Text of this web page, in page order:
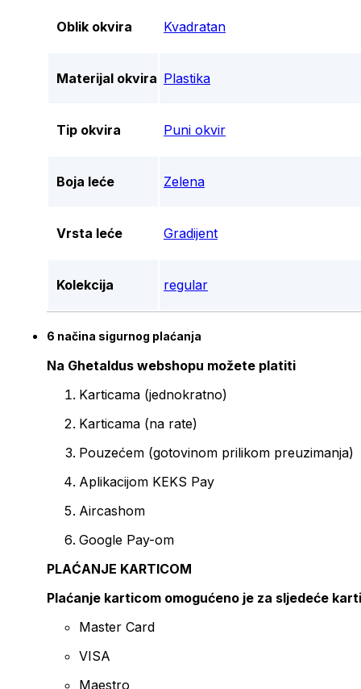
Oblik okvira Kvadratan
Materijal okvira Plastika
Tip okvira Puni okvir
Boja leće Zelena
Vrsta leće Gradijent
Kolekcija regular
6 načina sigurnog plaćanja
Na Ghetaldus webshopu možete platiti
Karticama (jednokratno)
Karticama (na rate)
Pouzećem (gotovinom prilikom preuzimanja)
Aplikacijom KEKS Pay
Aircashom
Google Pay-om
PLAĆANJE KARTICOM
Plaćanje karticom omogućeno je za sljedeće
Master Card
VISA
Maestro